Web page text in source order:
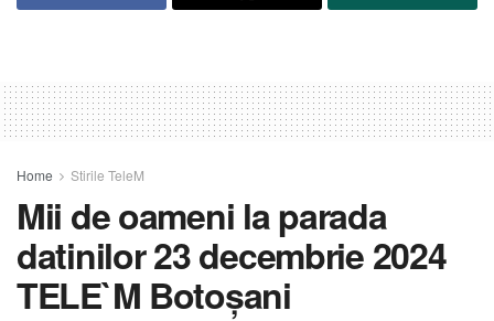
Home Stirile TeleM
Mii de oameni la parada
datinilor 23 decembrie 2024
TELE`M Botoșani